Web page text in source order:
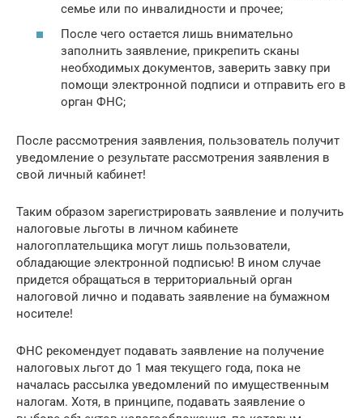
семье или по инвалидности и прочее;
После чего остается лишь внимательно
заполнить заявление, прикрепить сканы
необходимых документов, заверить завку при
помощи электронной подписи и отправить его в
орган ФНС;
После рассмотрения заявления, пользователь получит
уведомление о результате рассмотрения заявления в
свой личный кабинет!
Таким образом зарегистрировать заявление и получить
налоговые льготы в личном кабинете
налогоплательщика могут лишь пользователи,
обладающие электронной подписью! В ином случае
придется обращаться в территориальный орган
налоговой лично и подавать заявление на бумажном
носителе!
ФНС рекомендует подавать заявление на получение
налоговых льгот до 1 мая текущего года, пока не
началась рассылка уведомлений по имущественным
налогам. Хотя, в принципе, подавать заявление о